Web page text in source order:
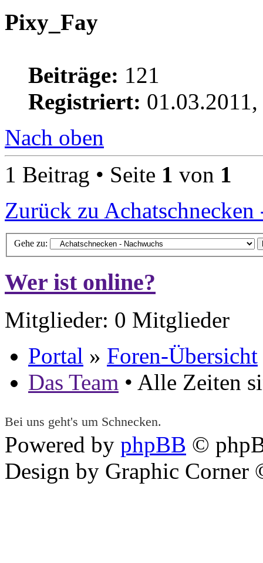
Pixy_Fay
Beiträge: 121
Registriert:
Nach oben
1 Beitrag • Seite 1 von 1
Zurück zu Achatschnecken
Gehe zu:
Wer ist online?
Mitglieder: 0 Mitglieder
Portal » Foren-Übersicht
Das Team • Alle Zeiten
Bei uns geht's um Schnecken.
Powered by phpBB ©
Design by Graphic Corner